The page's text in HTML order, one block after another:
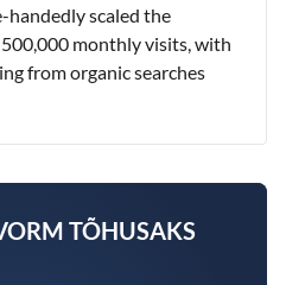
handedly scaled the
monthly visits, with
from organic searches
TÕHUSAKS